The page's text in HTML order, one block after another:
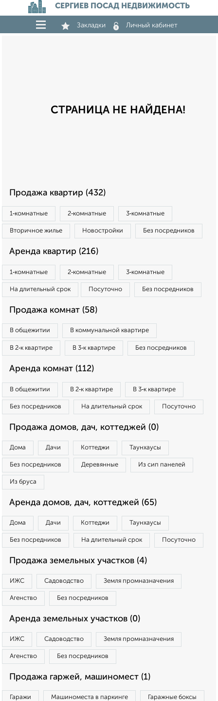
СЕРГИЕВ ПОСАД НЕДВИЖИМОСТЬ
Закладки Личный кабинет
СТРАНИЦА НЕ НАЙДЕНА!
Продажа квартир (432)
1‑комнатные 2‑комнатные 3‑комнатные
Вторичное жилье Новостройки Без посредников
Аренда квартир (216)
1‑комнатные 2‑комнатные 3‑комнатные
На длительный срок Посуточно Без посредников
Продажа комнат (58)
В общежитии В коммунальной квартире
В 2‑к квартире В 3‑к квартире Без посредников
Аренда комнат (112)
В общежитии В 2‑к квартире В 3‑к квартире
Без посредников На длительный срок Посуточно
Продажа домов, дач, коттеджей (0)
Дома Дачи Коттеджи Таунхаусы
Без посредников Деревянные Из сип панелей
Из бруса
Аренда домов, дач, коттеджей (65)
Дома Дачи Коттеджи Таунхаусы
Без посредников На длительный срок Посуточно
Продажа земельных участков (4)
ИЖС Садоводство Земля промназначения
Агенство Без посредников
Аренда земельных участков (0)
ИЖС Садоводство Земля промназначения
Агенство Без посредников
Продажа гаржей, машиномест (1)
Гаражи Машиноместа в паркинге Гаражные боксы